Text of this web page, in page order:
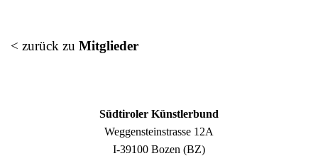
< zurück zu Mitglieder
Südtiroler Künstlerbund
Weggensteinstrasse 12A
I-39100 Bozen (BZ)